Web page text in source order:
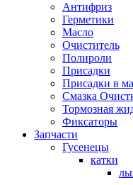
Антифриз
Герметики
Масло
Очиститель
Полироли
Присадки
Присадки в
Смазка
Тормозная
Фиксаторы
Запчасти
Гусенецы
катки